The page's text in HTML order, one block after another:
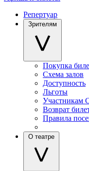
Репертуар
Зрителям
Покупка
Схема залов
Доступность
Льготы
Участникам
Возврат
Правила
О театре